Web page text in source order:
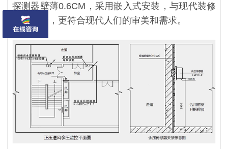
探测器壁薄0.6CM，采用嵌入式安装，与现代装修
完美融合，更符合现代人们的审美和需求。